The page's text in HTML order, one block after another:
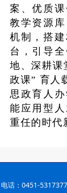
案、优质
教学资源
机制，搭
台，引导
地、深耕课
政课” 育人
思政育人
能应用型
重任的时代
电话：0451-